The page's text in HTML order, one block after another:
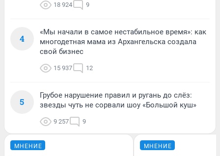
18 924 9
4
«Мы начали в самое нестабильное время»: как
многодетная мама из Архангельска создала
свой бизнес
15 937 12
5
Грубое нарушение правил и ругань до слёз:
звезды чуть не сорвали шоу «Большой куш»
9 257 9
МНЕНИЕ МНЕНИЕ